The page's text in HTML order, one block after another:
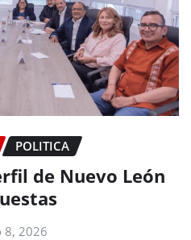
POLITICA
de Nuevo León
8, 2026